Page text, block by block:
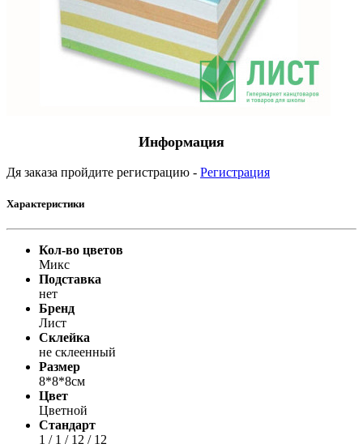
Информация
Дя заказа пройдите регистрацию - Регистрация
Характеристики
Кол-во цветов
Микс
Подставка
нет
Бренд
Лист
Склейка
не склеенный
Размер
8*8*8см
Цвет
Цветной
Стандарт
1 / 1 / 12 / 12